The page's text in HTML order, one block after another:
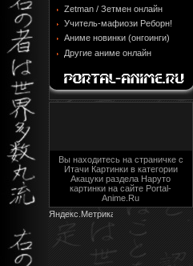
Zetman / Зетмен онлайн
Учитель-мафиози Реборн!
Аниме новинки (онгоинги)
Другие аниме онлайн
Вы находитесь на страничке с
Итачи Картинки в категории
Акацуки раздела Наруто
картинки на сайте Portal-
Anime.Ru